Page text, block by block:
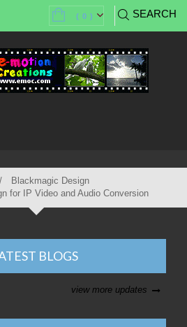
SEARCH
( 0 )
Blackmagic Design
for IP Video and Audio Conversion
BLOGS
view more updates